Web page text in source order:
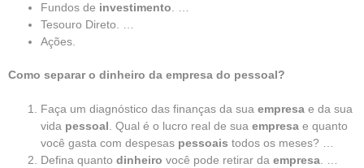
Fundos de investimento
Tesouro Direto. …
Ações.
Como separar o dinheiro da empresa do pessoal?
Faça um diagnóstico das finanças da sua empresa e da sua
vida pessoal . Qual é o lucro real de sua empresa e quanto
você gasta com despesas pessoais todos os meses? …
Defina quanto dinheiro você pode retirar da empresa